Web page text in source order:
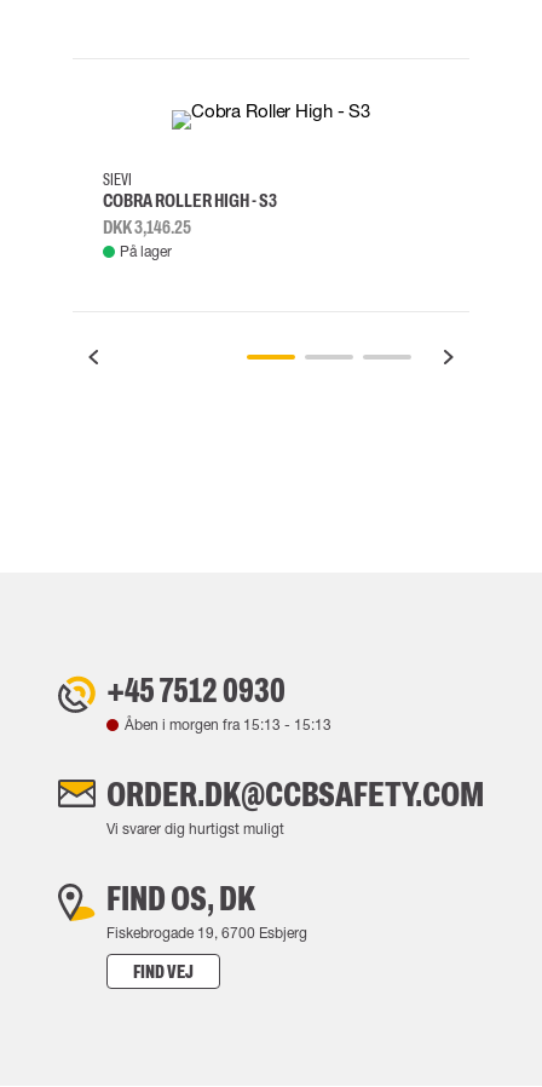
38
SIEVI
COBRA ROLLER HIGH - S3
DKK 3,146.25
På lager
+45 7512 0930
Åben i morgen fra 15:13 - 15:13
ORDER.DK@CCBSAFETY.COM
Vi svarer dig hurtigst muligt
FIND OS, DK
Fiskebrogade 19, 6700 Esbjerg
FIND VEJ